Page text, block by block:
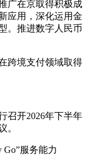
广在京取得积极成
应用，深化运用金
。推进数字人民币
跨境支付领域取得
召开2026年下半年
。
Go”服务能力